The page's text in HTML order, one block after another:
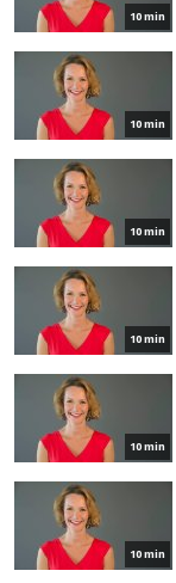
10 min
10 min
10 min
10 min
10 min
10 min